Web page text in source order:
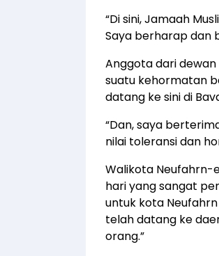
“Di sini, Jamaah
Saya berharap dan
Anggota dari
suatu kehormatan
datang ke sini di
“Dan, saya
nilai toleransi dan
Walikota Neufahrn-
hari yang sangat
untuk kota
telah datang ke
orang.”